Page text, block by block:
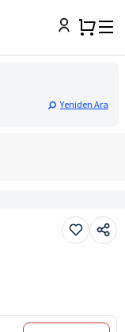
Yeniden Ara